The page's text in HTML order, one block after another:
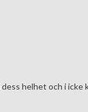
helhet och i